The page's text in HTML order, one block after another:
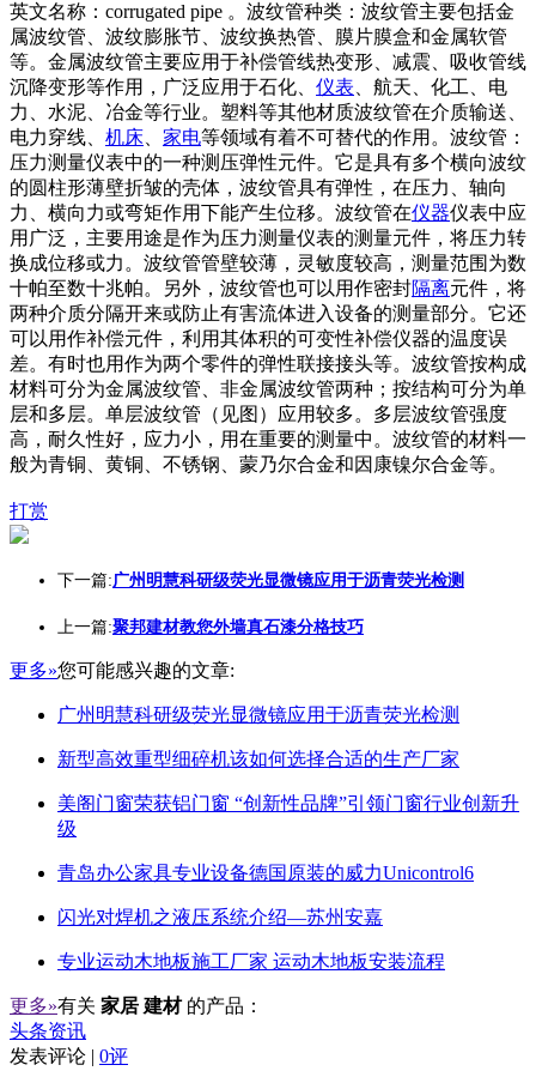
英文名称：corrugated pipe 。波纹管种类：波纹管主要包括金
属波纹管、波纹膨胀节、波纹换热管、膜片膜盒和金属软管
等。金属波纹管主要应用于补偿管线热变形、减震、吸收管线
沉降变形等作用，广泛应用于石化、 仪表 、航天、化工、电
力、水泥、冶金等行业。塑料等其他材质波纹管在介质输送、
电力穿线、 机床 家电等领域有着不可替代的作用。波纹管：
压力测量仪表中的一种测压弹性元件。它是具有多个横向波纹
的圆柱形薄壁折皱的壳体，波纹管具有弹性，在压力、轴向
力、横向力或弯矩作用下能产生位移。波纹管在仪器仪表中应
用广泛，主要用途是作为压力测量仪表的测量元件，将压力转
换成位移或力。波纹管管壁较薄，灵敏度较高，测量范围为数
十帕至数十兆帕。另外，波纹管也可以用作密封隔离元件，将
两种介质分隔开来或防止有害流体进入设备的测量部分。它还
可以用作补偿元件，利用其体积的可变性补偿仪器的温度误
差。有时也用作为两个零件的弹性联接接头等。波纹管按构成
材料可分为金属波纹管、非金属波纹管两种；按结构可分为单
层和多层。单层波纹管（见图）应用较多。多层波纹管强度
高，耐久性好，应力小，用在重要的测量中。波纹管的材料一
般为青铜、黄铜、不锈钢、蒙乃尔合金和因康镍尔合金等。
打赏
下一篇:广州明慧科研级荧光显微镜应用于沥青荧光检测
上一篇:聚邦建材教您外墙真石漆分格技巧
更多»您可能感兴趣的文章:
广州明慧科研级荧光显微镜应用于沥青荧光检测
新型高效重型细碎机该如何选择合适的生产厂家
美阁门窗荣获铝门窗 “创新性品牌”引领门窗行业创新升
级
青岛办公家具专业设备德国原装的威力Unicontrol6
闪光对焊机之液压系统介绍—苏州安嘉
专业运动木地板施工厂家 运动木地板安装流程
更多»有关 家居 建材 的产品：
头条资讯
发表评论 | 0评